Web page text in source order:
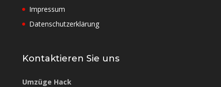
Impressum
Datenschutzerklärung
Kontaktieren Sie uns
Umzüge Hack